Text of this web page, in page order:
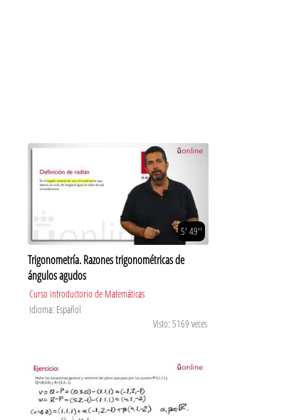
5' 49''
Trigonometría. Razones trigonométricas de
ángulos agudos
Curso introductorio de Matemáticas
Idioma: Español
Visto: 5169 veces